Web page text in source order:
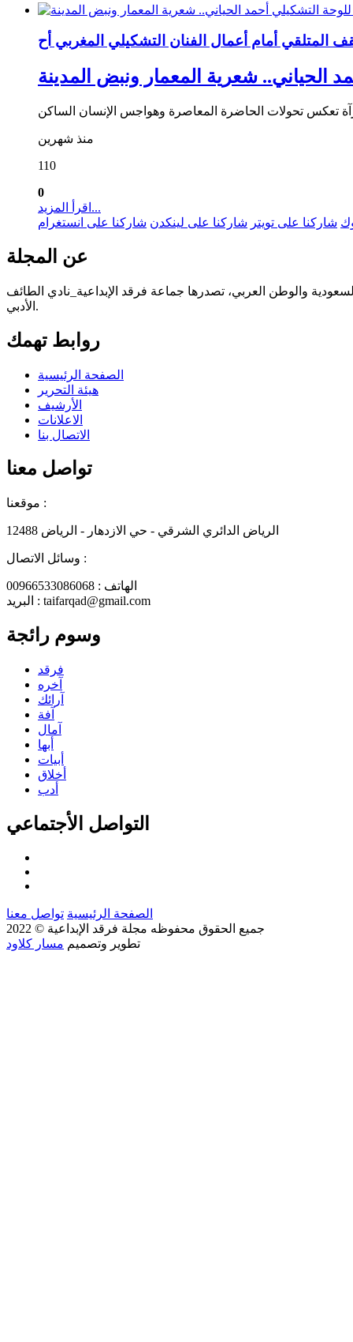
الحياني.. شعرية المعمار ونبض المدينة
منذ شهرين
110
0
اقرأ المزيد...
شاركنا على تويتر شاركنا على لينكدن شاركنا على انستغرام
عن المجلة
والوطن العربي، تصدرها جماعة فرقد الإبداعية_نادي الطائف
الأدبي.
روابط تهمك
الصفحة الرئيسية
هيئة التحرير
الأرشيف
الاعلانات
الاتصال بنا
تواصل معنا
موقعنا :
الرياض الدائري الشرقي - حي الازدهار - الرياض 12488
وسائل الاتصال :
الهاتف : 00966533086068
البريد : taifarqad@gmail.com
وسوم رائجة
فرقد
آخره
آرائك
آفة
آمال
أبها
أبيات
أخلاق
أدب
التواصل الأجتماعي
الصفحة الرئيسية تواصل معنا
جميع الحقوق محفوظه مجلة فرقد الإبداعية © 2022
تطوير وتصميم مسار كلاود